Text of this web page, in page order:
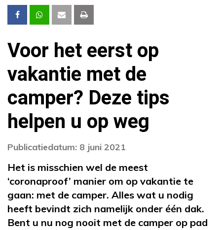
Voor het eerst op
vakantie met de
camper? Deze tips
helpen u op weg
Publicatiedatum: 8 juni 2021
Het is misschien wel de meest
‘coronaproof’ manier om op vakantie te
gaan: met de camper. Alles wat u nodig
heeft bevindt zich namelijk onder één dak.
Bent u nu nog nooit met de camper op pad